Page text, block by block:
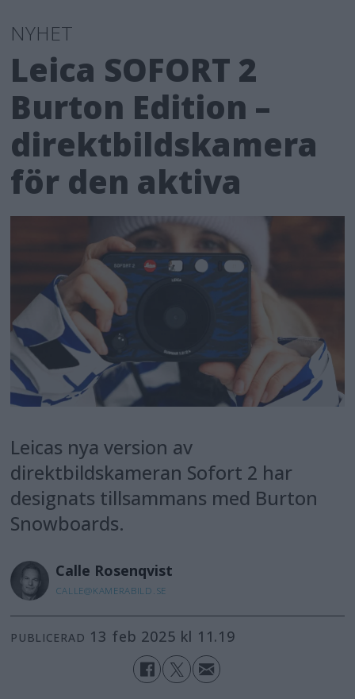
NYHET
Leica SOFORT 2
Burton Edition –
direktbildskamera
för den aktiva
Leicas nya version av
direktbildskameran Sofort 2 har
designats tillsammans med Burton
Snowboards.
Calle Rosenqvist
CALLE@KAMERABILD.SE
PUBLICERAD 13 feb 2025 kl 11.19